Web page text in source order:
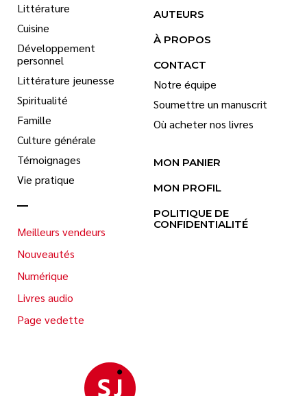
Littérature
Cuisine
Développement
personnel
Littérature jeunesse
Spiritualité
Famille
Culture générale
Témoignages
Vie pratique
Meilleurs vendeurs
Nouveautés
Numérique
Livres audio
Page vedette
AUTEURS
À PROPOS
CONTACT
Notre équipe
Soumettre un manuscrit
Où acheter nos livres
MON PANIER
MON PROFIL
POLITIQUE DE
CONFIDENTIALITÉ